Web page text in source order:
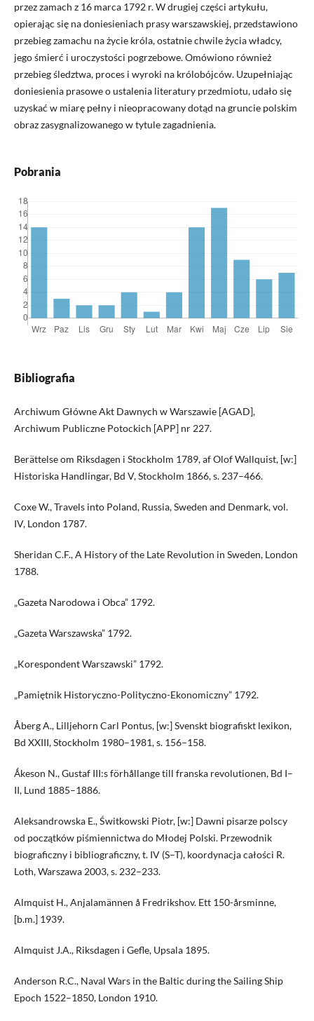
przez zamach z 16 marca 1792 r. W drugiej części artykułu,
opierając się na doniesieniach prasy warszawskiej, przedstawiono
przebieg zamachu na życie króla, ostatnie chwile życia władcy,
jego śmierć i uroczystości pogrzebowe. Omówiono również
przebieg śledztwa, proces i wyroki na królobójców. Uzupełniając
doniesienia prasowe o ustalenia literatury przedmiotu, udało się
uzyskać w miarę pełny i nieopracowany dotąd na gruncie polskim
obraz zasygnalizowanego w tytule zagadnienia.
Pobrania
Bibliografia
Archiwum Główne Akt Dawnych w Warszawie [AGAD],
Archiwum Publiczne Potockich [APP] nr 227.
Berättelse om Riksdagen i Stockholm 1789, af Olof Wallquist, [w:]
Historiska Handlingar, Bd V, Stockholm 1866, s. 237–466.
Coxe W., Travels into Poland, Russia, Sweden and Denmark, vol.
IV, London 1787.
Sheridan C.F., A History of the Late Revolution in Sweden, London
1788.
„Gazeta Narodowa i Obca” 1792.
„Gazeta Warszawska” 1792.
„Korespondent Warszawski” 1792.
„Pamiętnik Historyczno-Polityczno-Ekonomiczny” 1792.
Åberg A., Lilljehorn Carl Pontus, [w:] Svenskt biografiskt lexikon,
Bd XXIII, Stockholm 1980–1981, s. 156–158.
Ǻkeson N., Gustaf III:s förhållange till franska revolutionen, Bd I–
II, Lund 1885–1886.
Aleksandrowska E., Świtkowski Piotr, [w:] Dawni pisarze polscy
od początków piśmiennictwa do Młodej Polski. Przewodnik
biograficzny i bibliograficzny, t. IV (S–T), koordynacja całości R.
Loth, Warszawa 2003, s. 232–233.
Almquist H., Anjalamännen å Fredrikshov. Ett 150-årsminne,
[b.m.] 1939.
Almquist J.A., Riksdagen i Gefle, Upsala 1895.
Anderson R.C., Naval Wars in the Baltic during the Sailing Ship
Epoch 1522–1850, London 1910.